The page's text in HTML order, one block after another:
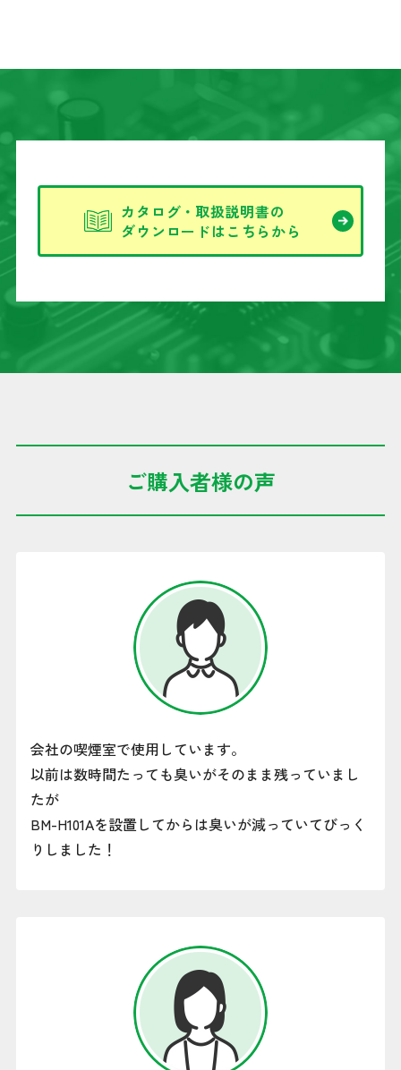
カタログ ・ 取扱説明書の
ダウンロードはこちらから
ご購入者様の声
会社の喫煙室で使用しています。
以前は数時間たっても臭いがそのまま残っていまし
たが
BM-H101Aを設置してからは臭いが減っていてびっく
りしました！